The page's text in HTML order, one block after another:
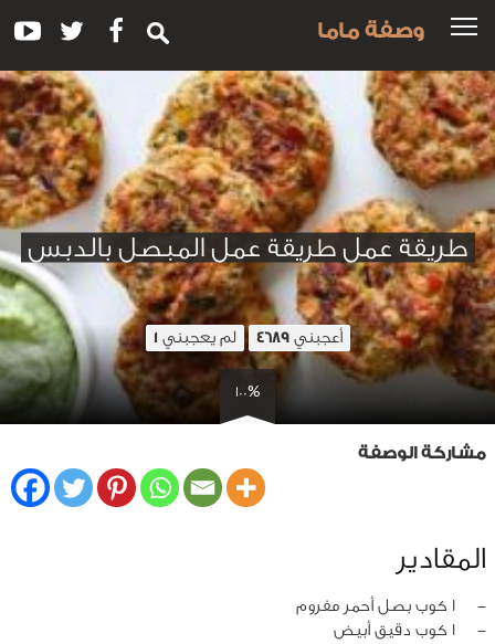
وصفة ماما
طريقة عمل طريقة عمل المبصل بالدبس
أعجبني4689 لم يعجبني 1
100%
مشاركة الوصفة
المقادير
‏-
1 كوب بصل أحمر مفروم
‏-
1 كوب دقيق أبيض